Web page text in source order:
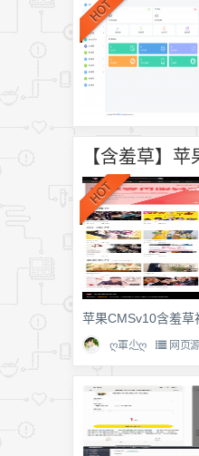
苹果CMSv10含羞草
ღ軍尐ღ 网页